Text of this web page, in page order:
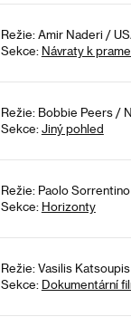
Režie: Amir Naderi /
Sekce: Návraty k
Režie: Bobbie Peers /
Sekce: Jiný pohled
Režie: Paolo
Sekce: Horizonty
Režie: Vasilis
Sekce: Dokumentární